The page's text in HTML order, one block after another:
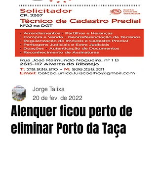
Alenquer ficou perto de
eliminar Porto da Taça
Jorge Talixa
20 de fev. de 2022